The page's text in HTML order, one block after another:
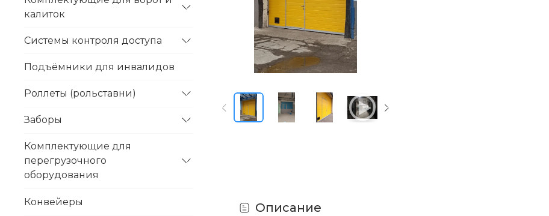
Описание
калиток
Системы контроля доступа
Подъёмники для инвалидов
Роллеты (рольставни)
Заборы
Комплектующие для
перегрузочного
оборудования
Конвейеры